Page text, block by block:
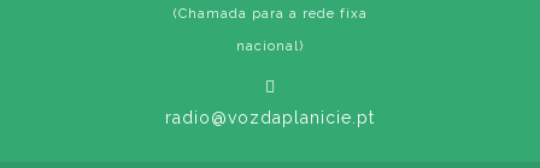
(Chamada para a rede fixa
nacional)
radio@vozdaplanicie.pt